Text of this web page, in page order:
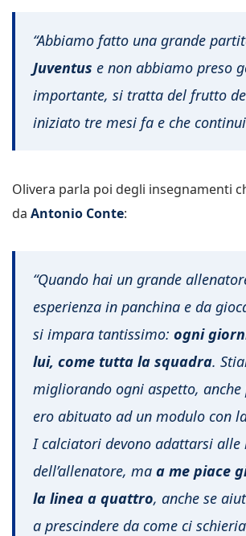
“Abbiamo fatto una grande
Juventus e non abbiamo preso
importante, si tratta del frutto
iniziato tre mesi fa e che
Olivera parla poi degli insegnamenti
da Antonio Conte:
“Quando hai un grande
esperienza in panchina e da
si impara tantissimo: ogni
lui, come tutta la squadra.
migliorando ogni aspetto, anche
ero abituato ad un modulo con
I calciatori devono adattarsi alle
dell’allenatore, ma a me piace
la linea a quattro, anche se
a prescindere da come ci